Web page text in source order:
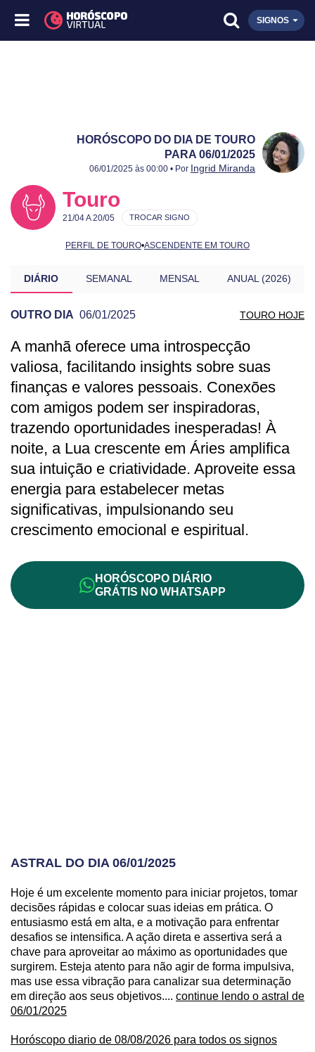
SIGNOS
HORÓSCOPO DO DIA DE TOURO
PARA 06/01/2025
Publicado:
06/01/2025
Atualizado:
06/01/2025
06/01/2025 às 00:00 • Por Ingrid Miranda
Touro
21/04 A 20/05
PERFIL DE TOURO•ASCENDENTE EM TOURO
TROCAR SIGNO
DIÁRIO SEMANAL MENSAL ANUAL (2026)
OUTRO DIA 06/01/2025 TOURO HOJE
PREVISÃO DE TOURO PARA OUTRO DIA
A manhã oferece uma introspecção
valiosa, facilitando insights sobre suas
finanças e valores pessoais. Conexões
com amigos podem ser inspiradoras,
trazendo oportunidades inesperadas! À
noite, a Lua crescente em Áries amplifica
sua intuição e criatividade. Aproveite essa
energia para estabelecer metas
significativas, impulsionando seu
crescimento emocional e espiritual.
HORÓSCOPO DIÁRIO
GRÁTIS NO WHATSAPP
ASTRAL DO DIA 06/01/2025
Hoje é um excelente momento para iniciar projetos, tomar
decisões rápidas e colocar suas ideias em prática. O
entusiasmo está em alta, e a motivação para enfrentar
desafios se intensifica. A ação direta e assertiva será a
chave para aproveitar ao máximo as oportunidades que
surgirem. Esteja atento para não agir de forma impulsiva,
mas use essa vibração para canalizar sua determinação
em direção aos seus objetivos.... continue lendo o astral de
06/01/2025
Horóscopo diario de 08/08/2026 para todos os signos